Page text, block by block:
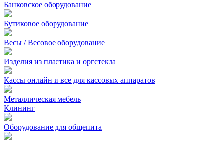
Банковское оборудование
Бутиковое оборудование
Весы / Весовое оборудование
Изделия из пластика и оргстекла
Кассы онлайн и все для кассовых аппаратов
Металлическая мебель
Клининг
Оборудование для общепита